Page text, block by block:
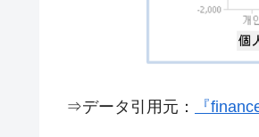
今話題の「楽天ライ
Fact1 平成仮面ライダーの
⇒データ引用元： 『